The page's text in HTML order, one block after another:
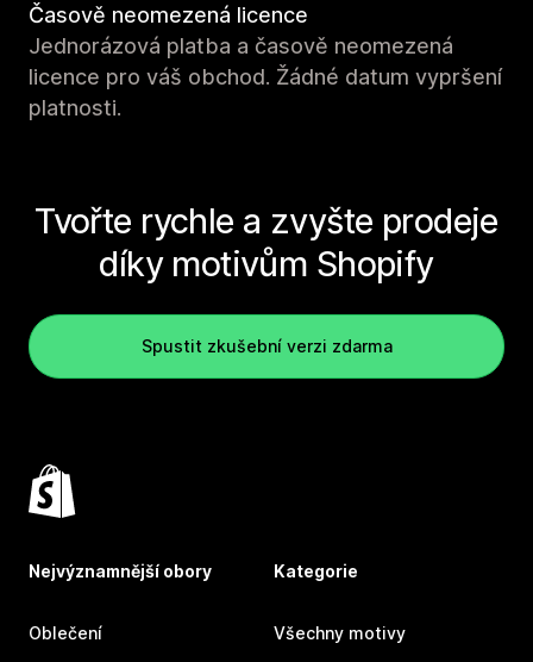
Časově neomezená licence
Jednorázová platba a časově neomezená
licence pro váš obchod. Žádné datum vypršení
platnosti.
Tvořte rychle a zvyšte prodeje
díky motivům Shopify
Spustit zkušební verzi zdarma
Nejvýznamnější obory
Oblečení
Kategorie
Všechny motivy